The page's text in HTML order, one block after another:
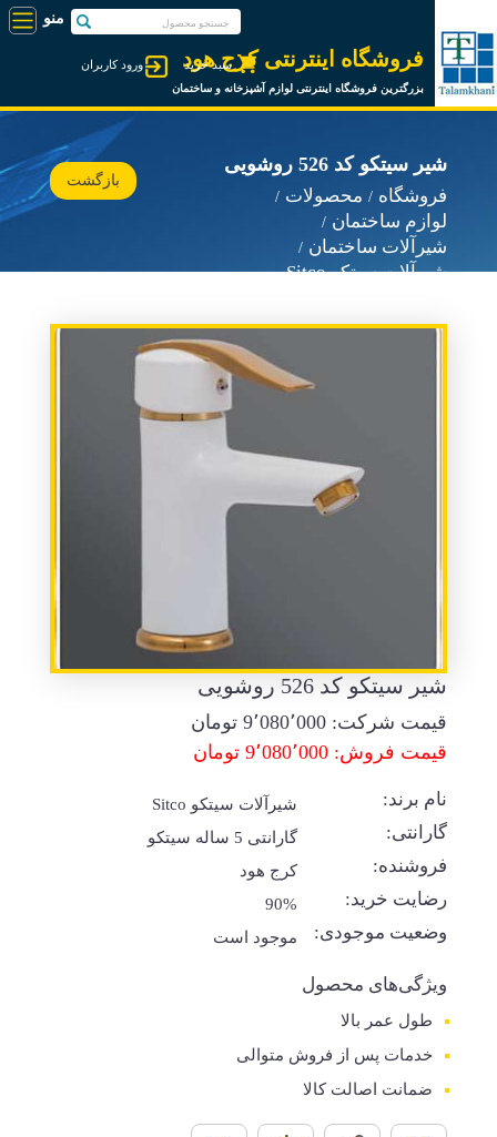
فروشگاه اینترنتی کرج هود
بزرگترین فروشگاه اینترنتی لوازم آشپزخانه و ساختمان
ورود کاربران سبد خرید
شیر سیتکو کد 526 روشویی
فروشگاه
محصولات
لوازم ساختمان
شیرآلات ساختمان
شیرآلات سیتکو Sitco
بازگشت
شیر سیتکو کد 526 روشویی
قیمت شرکت: 9٬080٬000تومان
قیمت فروش: 9٬080٬000 تومان
نام برند: شیرآلات سیتکو Sitco
گارانتی: گارانتی 5 ساله سیتکو
فروشنده: کرج هود
رضایت خرید: 90%
وضعیت موجودی: موجود است
ویژگی‌های محصول
طول عمر بالا
خدمات پس از فروش متوالی
ضمانت اصالت کالا